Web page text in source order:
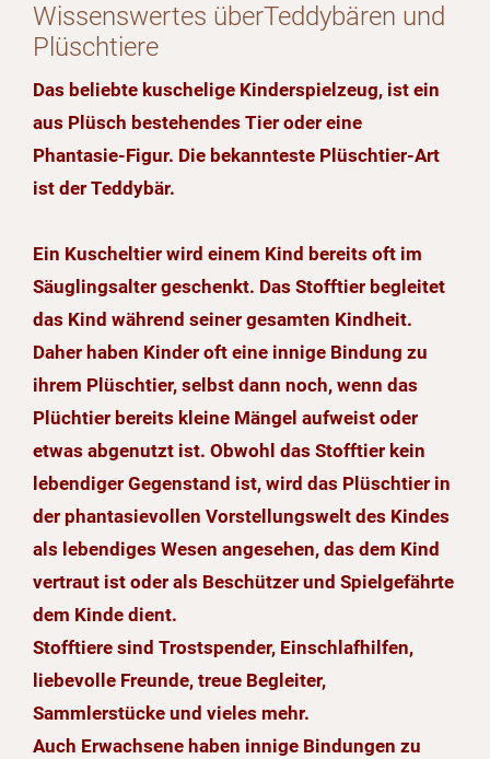
Wissenswertes überTeddybären und
Plüschtiere
Das beliebte kuschelige Kinderspielzeug, ist ein
aus Plüsch bestehendes Tier oder eine
Phantasie-Figur. Die bekannteste Plüschtier-Art
ist der Teddybär.
Ein Kuscheltier wird einem Kind bereits oft im
Säuglingsalter geschenkt. Das Stofftier begleitet
das Kind während seiner gesamten Kindheit.
Daher haben Kinder oft eine innige Bindung zu
ihrem Plüschtier, selbst dann noch, wenn das
Plüchtier bereits kleine Mängel aufweist oder
etwas abgenutzt ist. Obwohl das Stofftier kein
lebendiger Gegenstand ist, wird das Plüschtier in
der phantasievollen Vorstellungswelt des Kindes
als lebendiges Wesen angesehen, das dem Kind
vertraut ist oder als Beschützer und Spielgefährte
dem Kinde dient.
Stofftiere sind Trostspender, Einschlafhilfen,
liebevolle Freunde, treue Begleiter,
Sammlerstücke und vieles mehr.
Auch Erwachsene haben innige Bindungen zu